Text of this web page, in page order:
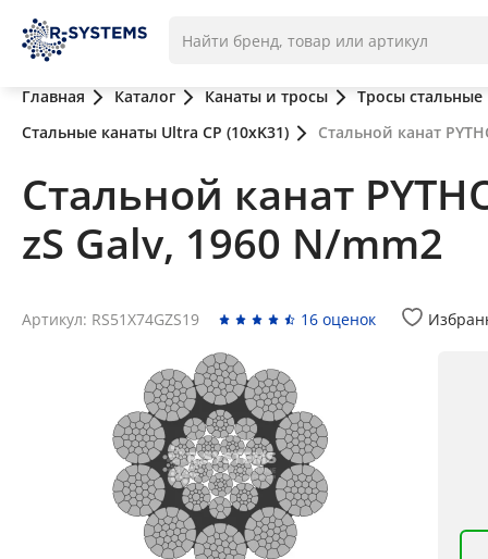
Главная Каталог Канаты и тросы
Тросы стальные
Стальные канаты Ultra CP (10xK31)
Стальной канат
Стальной канат
zS Galv, 1960 N/mm2
Артикул: RS51X74GZS19 16 оценок